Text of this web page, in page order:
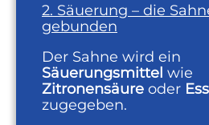
2. Säuerung – die
gebunden
Der Sahne wird ein
Säuerungsmittel wie
Zitronensäure oder
zugegeben.